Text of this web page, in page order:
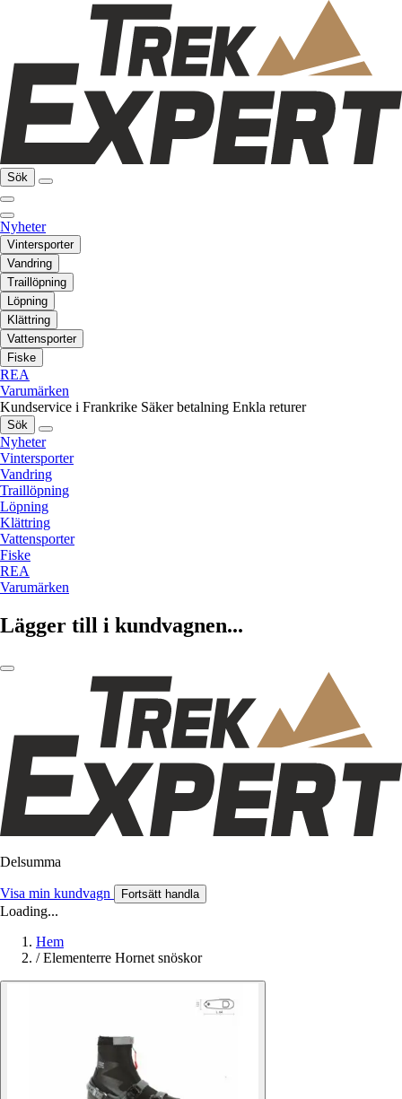
Sök
Nyheter
Vintersporter
Vandring
Traillöpning
Löpning
Klättring
Vattensporter
Fiske
REA
Varumärken
Kundservice i Frankrike Säker betalning Enkla returer
Sök
Nyheter
Vintersporter
Vandring
Traillöpning
Löpning
Klättring
Vattensporter
Fiske
REA
Varumärken
Lägger till i kundvagnen...
Delsumma
Visa min kundvagn Fortsätt handla
Loading...
Hem
/ Elementerre Hornet snöskor